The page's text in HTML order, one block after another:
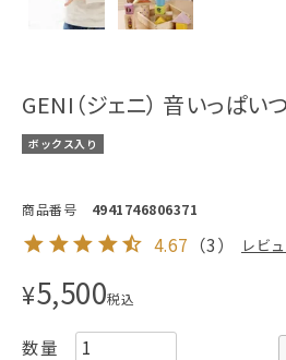
GENI（ジェニ） 音いっぱい
ボックス入り
商品番号 4941746806371
4.67 （3） レビ
¥5,500税込